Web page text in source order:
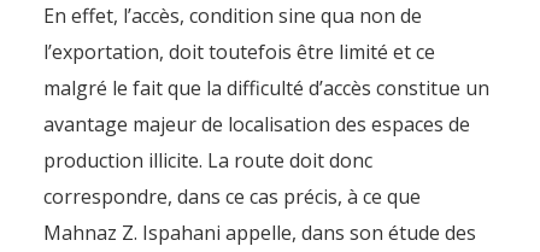
En effet, l’accès, condition sine qua non de
l’exportation, doit toutefois être limité et ce
malgré le fait que la difficulté d’accès constitue un
avantage majeur de localisation des espaces de
production illicite. La route doit donc
correspondre, dans ce cas précis, à ce que
Mahnaz Z. Ispahani appelle, dans son étude des